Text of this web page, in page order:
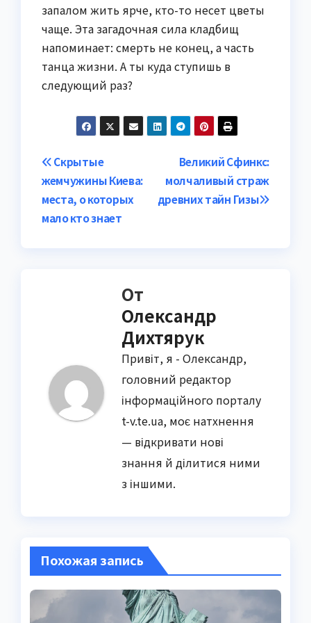
запалом жить ярче, кто-то несет цветы
чаще. Эта загадочная сила кладбищ
напоминает: смерть не конец, а часть
танца жизни. А ты куда ступишь в
следующий раз?
Навигация
по
записям
Великий Сфинкс:
молчаливый страж
древних тайн Гизы
Скрытые
жемчужины Киева:
места, о которых
мало кто знает
От
Олександр
Дихтярук
Привіт, я - Олександр,
головний редактор
інформаційного порталу
t-v.te.ua, моє натхнення
— відкривати нові
знання й ділитися ними
з іншими.
Похожая запись